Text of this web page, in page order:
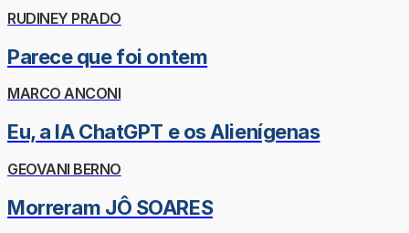
RUDINEY PRADO
Parece que foi ontem
MARCO ANCONI
Eu, a IA ChatGPT e os Alienígenas
GEOVANI BERNO
Morreram JÔ SOARES